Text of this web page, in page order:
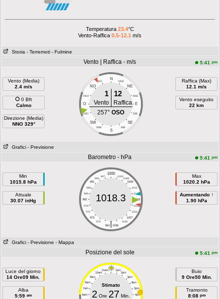
Temperatura 23.4°C
Vento-Raffica 0.5-12.1 m/s
Storia - Terremoti - Fulmine
Vento | Raffica - m/s 5:41 pm
Vento (Media)
2.4 m/s
0 Bft
Calmo
Direzione (Media)
NNO 329°
N
NNO NNE
NO NE
ONO ENE
O E
OSO ESE
SW SE
SSW SSE
S
1 12
Vento
Raffica
257°OSO
Raffica (Max)
12.1 m/s
Vento eseguito
22 km
Grafici - Previsione
Barometro - hPa 5:41 pm
Min
1015.8 hPa
Attuale
30.07 inHg
1000
997 1003
994
1006
991
1009
988
1012
985
1015
982
1018
979
1021
976
1024
973
1027
970
1030
|
964 1036
1018.3
Max
1020.2 hPa
Aumentando ↑
1.90 hPa
Grafici - Previsione - Mappa
Posizione del sole 5:41 pm
Luce del giorno
14 Ore09 Min.
Alba
5:59 am
11am 1pm
10am 2pm
9am 3pm
8am 4pm
7am 5pm
6am 6pm
Stimato
2 Ore 27 Min.
Buio
9 Ore50 Min.
Tramonto
8:08 pm